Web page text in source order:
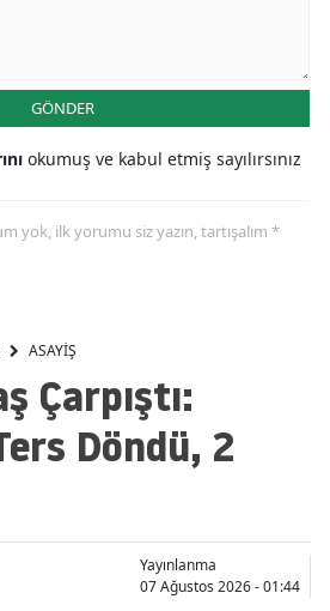
GÖNDER
okumuş ve kabul etmiş sayılırsınız
yok, ilk yorumu siz yazın, tartışalım *
ASAYİŞ
Çarpıştı:
Döndü, 2
Yayınlanma
07 Ağustos 2026 - 01:44